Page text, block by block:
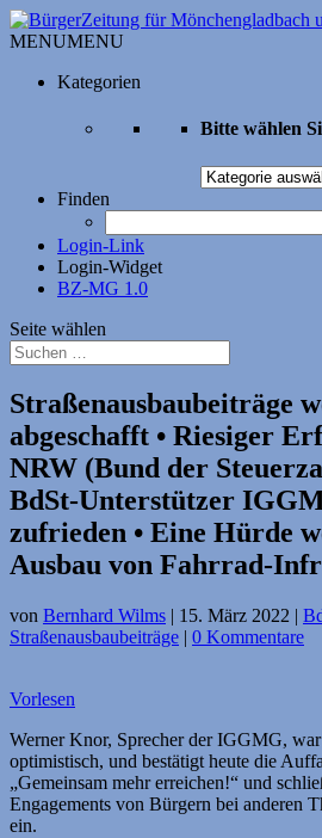
MENUMENU
Kategorien
Bitte wählen
Bitte
Sie
Finden
nach:
Login-Link
Login-Widget
BZ-MG 1.0
Seite wählen
Straßenausbaubeiträge
abgeschafft • Riesiger
NRW (Bund der
BdSt-Unterstützer
zufrieden • Eine Hürde
Ausbau von Fahrrad-
von Bernhard Wilms | 15. März 2022 |
Straßenausbaubeiträge | 0 Kommentare
Vorlesen
Werner Knor, Sprecher der IGGMG,
optimistisch, und bestätigt heute die
„Gemeinsam mehr erreichen!“ und
Engagements von Bürgern bei anderen
ein.